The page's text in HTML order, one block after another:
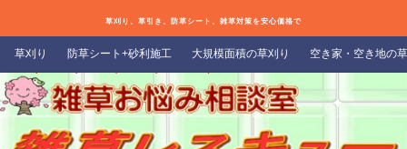
草刈り、草引き、防草シート、雑草対策を安心価格で
草刈り 防草シート+砂利施工 大規模面積の草刈り 空き家・空き地の